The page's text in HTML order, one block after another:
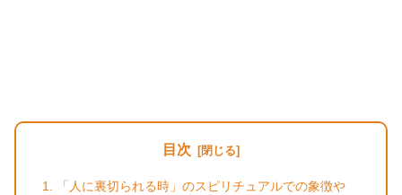
目次
「人に裏切られる時」のスピリチュアルでの象徴や